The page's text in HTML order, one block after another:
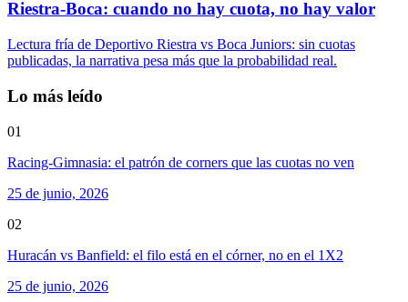
Riestra-Boca: cuando no hay cuota, no hay valor
Lectura fría de Deportivo Riestra vs Boca Juniors: sin cuotas
publicadas, la narrativa pesa más que la probabilidad real.
Lo más leído
01
Racing-Gimnasia: el patrón de corners que las cuotas no ven
25 de junio, 2026
02
Huracán vs Banfield: el filo está en el córner, no en el 1X2
25 de junio, 2026